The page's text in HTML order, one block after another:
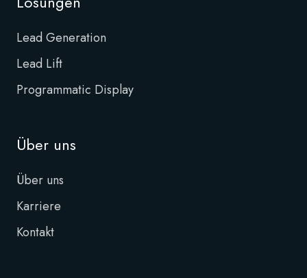
Lead Generation
Lead Lift
Programmatic Display
Über uns
Über uns
Karriere
Kontakt